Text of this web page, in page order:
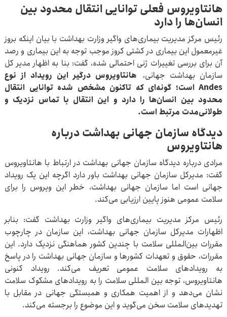
هانتاویروس فعلی توانایی انتقال محدود بین
انسان‌ها را دارد
رئیس مرکز مدیریت بیماری‌های واگیر وزارت بهداشت با بیان اینکه بروز
غیرمعمول این بیماری در کشتی کروز موجب توجه به این بیماری و رصد
آن برای بررسی تغییرات ژنی احتمالی شده، گفت: بنا به اظهار مدیر کل
سازمان بهداشت جهانی، هانتاویروس درگیر این رویداد از نوع
Andes است؛ گونه‌ای که تاکنون مشخص شده توانایی انتقال
محدود بین انسان‌ها را دارد و این انتقال با تماس نزدیک و
طولانی‌مدت مرتبط است.
دیدگاه سازمان جهانی بهداشت درباره
هانتاویروس
مرادی درباره دیدگاه سازمان جهانی بهداشت در ارتباط با هانتاویروس
گفت: مدیرکل سازمان جهانی بهداشت باور دارد اگرچه این یک رویداد
جهانی است اما سازمان جهانی بهداشت، خطر این ویروس‌ را برای
سلامت عمومی هنوز پایین ارزیابی می‌کند.
رئیس مرکز مدیریت بیماری‌های واگیر وزارت بهداشت گفت: بنابر
اظهارات مدیرکل سازمان جهانی بهداشت، این سازمان در چارچوب
مقررات بین‌المللی سلامت با چندین کشور هماهنگی نزدیک دارد. این
مقررات، حقوق و تعهدات کشورها و سازمان جهانی بهداشت را در پاسخ
به رویدادهای سلامت عمومی تعریف می‌کند. رویداد کنونی
هانتاویروس، توجه بین المللی سلامت را به رویدادهای مشکوک سلامت
نشان می‌دهد و از اهمیت همکاری و همبستگی جهانی در مقابل با
تهدیدهای سلامت سخن ‌می‌گوید و این موضوع را برجسته می‌کند.